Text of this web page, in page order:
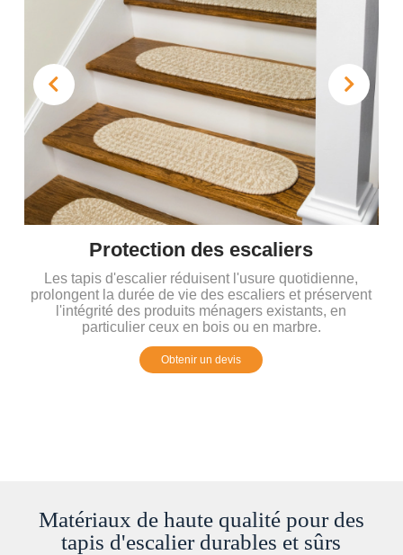
et préservent
en
Réduction du bruit
Nos tapis d'escalier de haute qualité
efficacement les pas et les vibrations pour
confort silencieux de votre environnement
Matériaux de haute qualité pour des
tapis d'escalier durables et sûrs